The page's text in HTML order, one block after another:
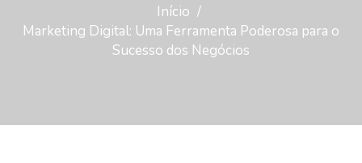
Início
Marketing Digital: Uma Ferramenta Poderosa para o
Sucesso dos Negócios